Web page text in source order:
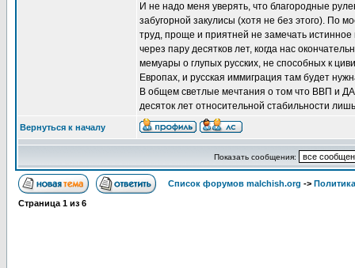
И не надо меня уверять, что благородные
забугорной закулисы (хотя не без этого). По
труд, проще и приятней не замечать
через пару десятков лет, когда нас
мемуары о глупых русских, не способных к
Европах, и русская иммиграция там будет
В общем светлые мечтания о том что ВВП и
десяток лет относительной стабильности
Вернуться к началу
Показать сообщения:
Список форумов malchish.org ->
Страница 1 из 6